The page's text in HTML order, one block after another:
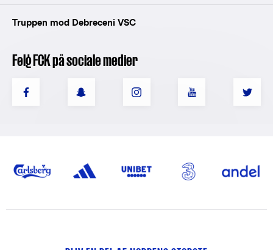
Truppen mod Debreceni VSC
Følg FCK på sociale medier